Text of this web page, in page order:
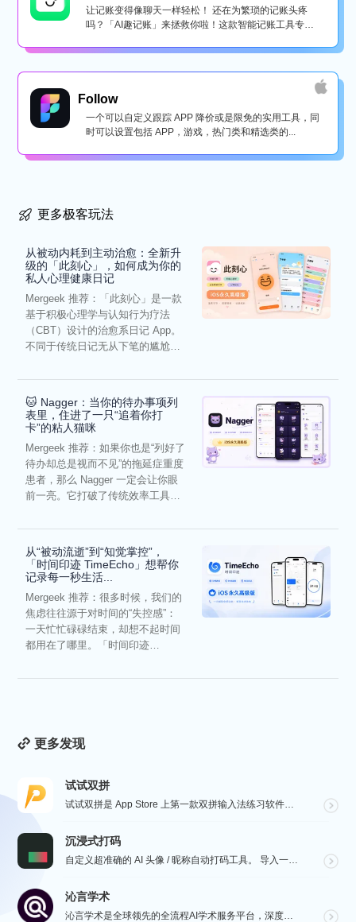
让记账变得像聊天一样轻松！ 还在为繁琐的记账头疼
吗？「AI趣记账」来拯救你啦！这款智能记账工具专为
Follow
一个可以自定义跟踪 APP 降价或是限免的实用工具，同
时可以设置包括 APP，游戏，热门类和精选类的...
更多极客玩法
从被动内耗到主动治愈：全新升
级的「此刻心」，如何成为你的
私人心理健康日记
Mergeek 推荐：「此刻心」是一款
基于积极心理学与认知行为疗法
（CBT）设计的治愈系日记 App。
不同于传统日记无从下笔的尴尬，
🐱 Nagger：当你的待办事项列
表里，住进了一只“追着你打
卡”的粘人猫咪
Mergeek 推荐：如果你也是“列好了
待办却总是视而不见”的拖延症重度
患者，那么 Nagger 一定会让你眼
前一亮。它打破了传统效率工具冰
从“被动流逝”到“知觉掌控”，
「时间印迹 TimeEcho」想帮你
记录每一秒生活...
Mergeek 推荐：很多时候，我们的
焦虑往往源于对时间的“失控感”：
一天忙忙碌碌结束，却想不起时间
都用在了哪里。「时间印迹
更多发现
试试双拼
试试双拼是 App Store 上第一款双拼输入法练习软件，通过这个软件你能方便的学习双拼规则，练习...
沉浸式打码
自定义超准确的 AI 头像 / 昵称自动打码工具。 导入一张微信聊天截图，或者抖音/小红书/微博评论...
沁言学术
沁言学术是全球领先的全流程AI学术服务平台，深度赋能从选题构思、文献检索、文献阅读、文献管理到辅助写...